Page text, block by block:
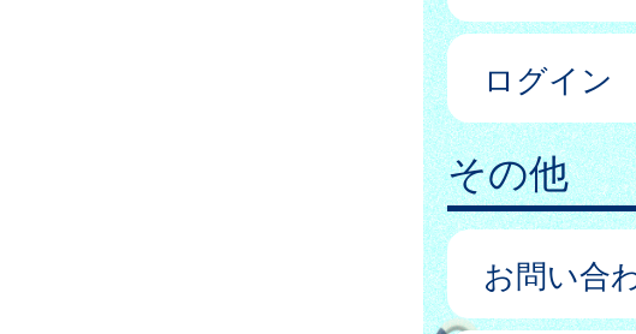
ログイン
その他
お問い合